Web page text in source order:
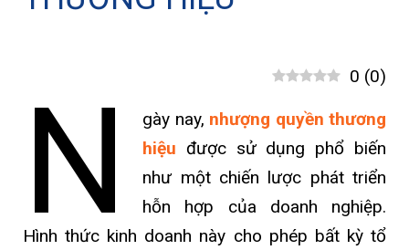
0 (0)
N gày nay, nhượng quyền thương
hiệu được sử dụng phổ biến
như một chiến lược phát triển
hỗn hợp của doanh nghiệp.
Hình thức kinh doanh này cho phép bất kỳ tổ